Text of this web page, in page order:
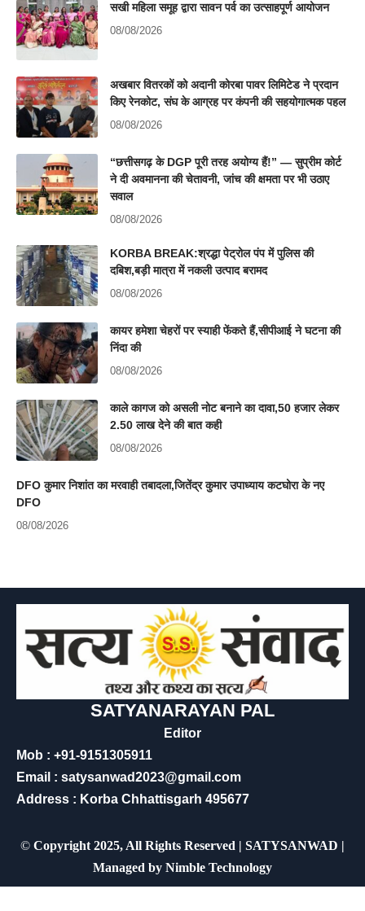
सखी महिला समूह द्वारा सावन पर्व का उत्साहपूर्ण आयोजन
08/08/2026
अखबार वितरकों को अदानी कोरबा पावर लिमिटेड ने प्रदान
किए रेनकोट, संघ के आग्रह पर कंपनी की सहयोगात्मक पहल
08/08/2026
“छत्तीसगढ़ के DGP पूरी तरह अयोग्य हैं!” — सुप्रीम कोर्ट
ने दी अवमानना की चेतावनी, जांच की क्षमता पर भी उठाए
सवाल
08/08/2026
KORBA BREAK:श्रद्धा पेट्रोल पंप में पुलिस की
दबिश,बड़ी मात्रा में नकली उत्पाद बरामद
08/08/2026
कायर हमेशा चेहरों पर स्याही फेंकते हैं,सीपीआई ने घटना की
निंदा की
08/08/2026
काले कागज को असली नोट बनाने का दावा,50 हजार लेकर
2.50 लाख देने की बात कही
08/08/2026
DFO कुमार निशांत का मरवाही तबादला,जितेंद्र कुमार उपाध्याय कटघोरा के नए
DFO
08/08/2026
SATYANARAYAN PAL
Editor
Mob : +91-9151305911
Email : satysanwad2023@gmail.com
Address : Korba Chhattisgarh 495677
© Copyright 2025, All Rights Reserved | SATYSANWAD |
Managed by Nimble Technology